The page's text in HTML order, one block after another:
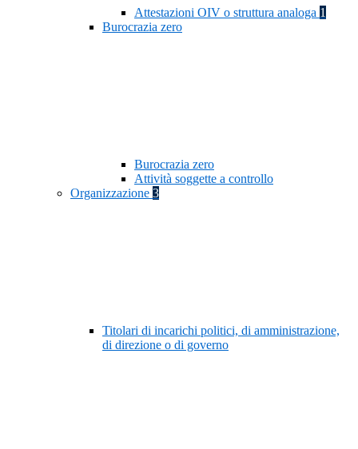
Attestazioni OIV o struttura analoga 1
Burocrazia zero
Burocrazia zero
Attività soggette a controllo
Organizzazione 3
Titolari di incarichi politici, di amministrazione,
di direzione o di governo